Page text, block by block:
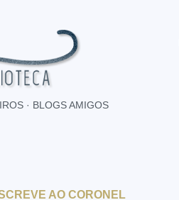
BLOGS AMIGOS
AO CORONEL